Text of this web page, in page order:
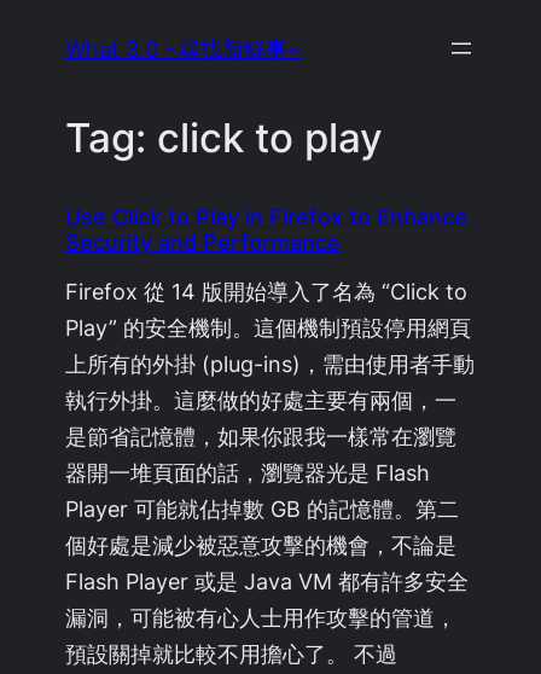
What 3.0 ~尋找新鮮事~
Tag: click to play
Use Click to Play in Firefox to Enhance
Security and Performance
Firefox 從 14 版開始導入了名為 “Click to
Play” 的安全機制。這個機制預設停用網頁
上所有的外掛 (plug-ins)，需由使用者手動
執行外掛。這麼做的好處主要有兩個，一
是節省記憶體，如果你跟我一樣常在瀏覽
器開一堆頁面的話，瀏覽器光是 Flash
Player 可能就佔掉數 GB 的記憶體。第二
個好處是減少被惡意攻擊的機會，不論是
Flash Player 或是 Java VM 都有許多安全
漏洞，可能被有心人士用作攻擊的管道，
預設關掉就比較不用擔心了。 不過